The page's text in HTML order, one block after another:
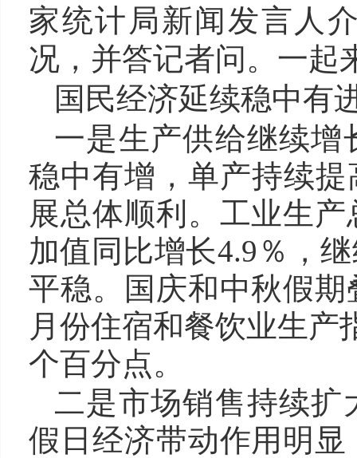
家统计局新闻发言人
况，并答记者问。一
国民经济延续稳中有
一是生产供给继续增
稳中有增，单产持续
展总体顺利。工业生
加值同比增长4.9％，
平稳。国庆和中秋假
月份住宿和餐饮业生产
个百分点。
二是市场销售持续扩
假日经济带动作用明